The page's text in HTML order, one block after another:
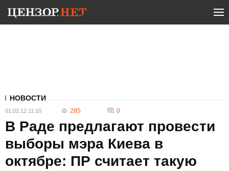
НОВОСТИ
01.02.12 11:10 285 0
В Раде предлагают провести
выборы мэра Киева в
октябре: ПР считает такую